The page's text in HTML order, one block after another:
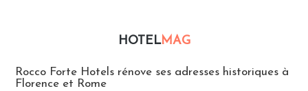
HOTELMAG
Rocco Forte Hotels rénove ses adresses historiques à
Florence et Rome